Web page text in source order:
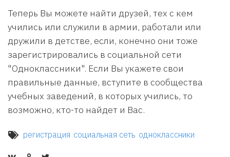
Теперь Вы можете найти друзей, тех с кем
учились или служили в армии, работали или
дружили в детстве, если, конечно они тоже
зарегистрировались в социальной сети
"Одноклассники". Если Вы укажете свои
правильные данные, вступите в сообщества
учебных заведений, в которых учились, то
возможно, кто-то найдет и Вас.
регистрация социальная сеть одноклассники